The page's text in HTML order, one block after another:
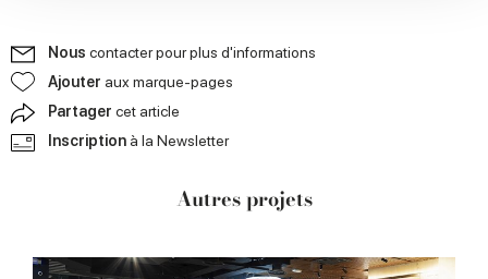
may combine it with other information that you’ve
provided to them or that they’ve collected from your use
of their services.
Nous contacter pour plus d'informations
Ajouter aux marque-pages
Partager cet article
Inscription à la Newsletter
Autres projets